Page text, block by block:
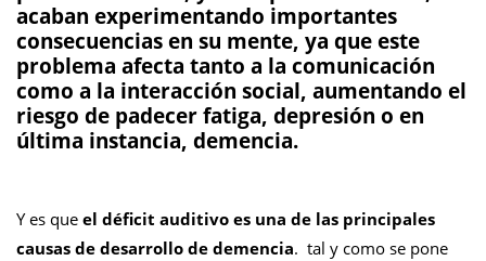
acaban experimentando importantes
consecuencias en su mente, ya que este
problema afecta tanto a la comunicación
como a la interacción social, aumentando el
riesgo de padecerfatiga, depresión o en
última instancia, demencia.
Y es que el déficit auditivo es una de las principales
causas de desarrollo de demencia. tal y como se pone